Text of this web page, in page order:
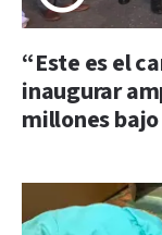
“Este es el
inaugurar
millones